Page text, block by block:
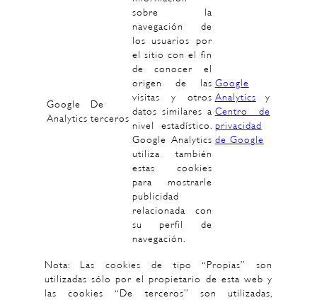
Google
Analytics
De
terceros
sobre la
navegación de
los usuarios por
el sitio con el fin
de conocer el
origen de las
visitas y otros
datos similares a
nivel estadístico.
Google Analytics
utiliza también
estas cookies
para mostrarle
publicidad
relacionada con
su perfil de
navegación.
Google
Analytics y
Centro de
privacidad
de Google
Nota: Las cookies de tipo “Propias” son
utilizadas sólo por el propietario de esta web y
las cookies “De terceros” son utilizadas,